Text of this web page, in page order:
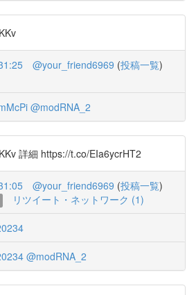
@your_friend6969 (投稿一覧)
@modRNA_2
詳細 https://t.co/EIa6ycrHT2
@your_friend6969 (投稿一覧)
リツイート・ネットワーク (1)
@modRNA_2